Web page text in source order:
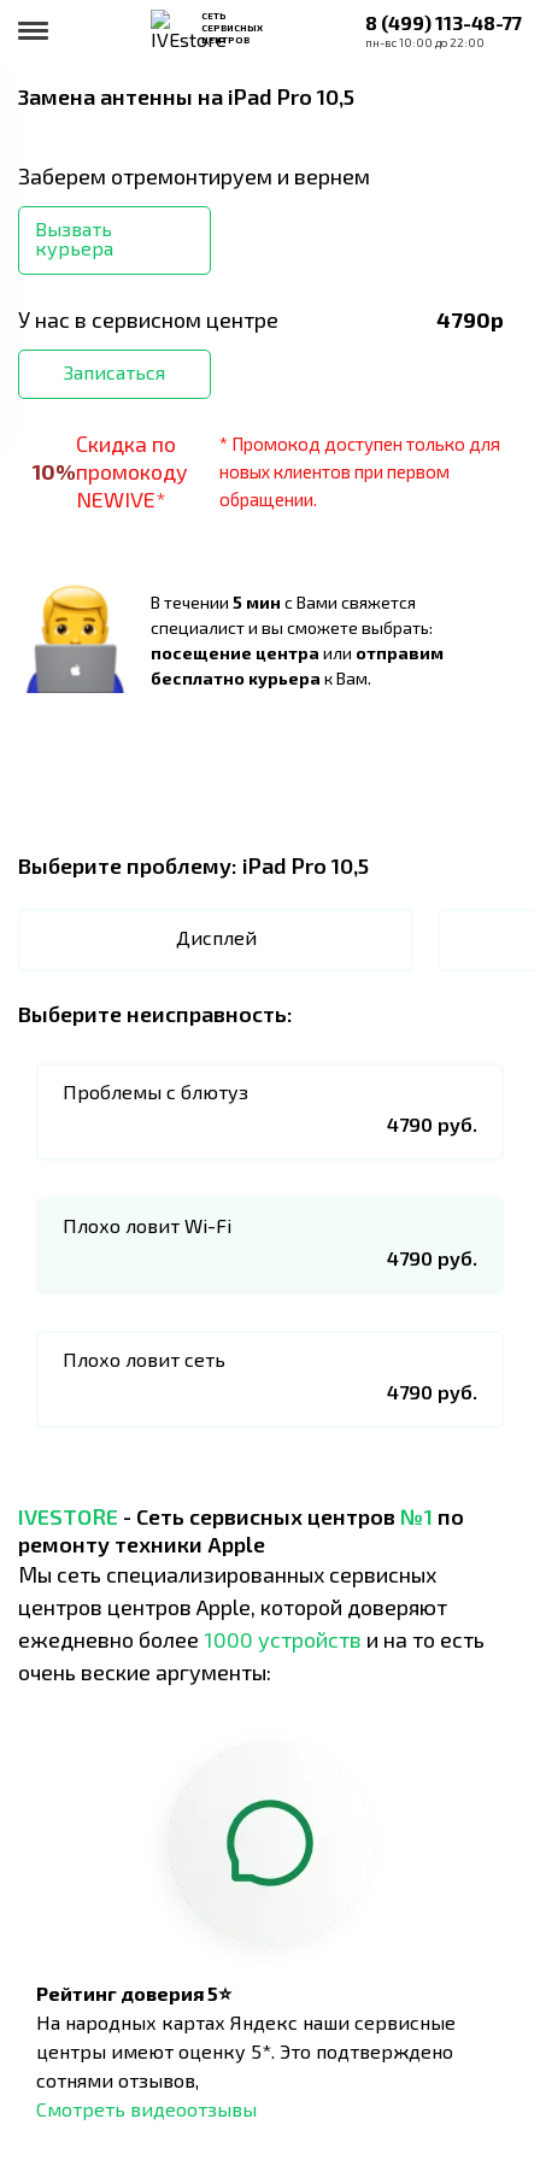
СЕТЬ
СЕРВИСНЫХ
ЦЕНТРОВ
8 (499) 113-48-77
пн-вс 10:00 до 22:00
Замена антенны на iPad Pro 10,5
Заберем отремонтируем и вернем
Вызвать
курьера
У нас в сервисном центре 4790р
Записаться
10%
Скидка по
промокоду
NEWIVE*
* Промокод доступен только для
новых клиентов при первом
обращении.
В течении 5 мин с Вами свяжется
специалист и вы сможете выбрать:
посещение центра или отправим
бесплатно курьера к Вам.
Выберите проблему: iPad Pro 10,5
Дисплей
Выберите неисправность:
Проблемы с блютуз
4790 руб.
Плохо ловит Wi-Fi
4790 руб.
Плохо ловит сеть
4790 руб.
IVESTORE - Сеть сервисных центров №1 по
ремонту техники Apple
Мы сеть специализированных сервисных
центров центров Apple, которой доверяют
ежедневно более 1000 устройств и на то есть
очень веские аргументы:
Рейтинг доверия 5⭐
На народных картах Яндекс наши сервисные
центры имеют оценку 5*. Это подтверждено
сотнями отзывов,
Смотреть видеоотзывы